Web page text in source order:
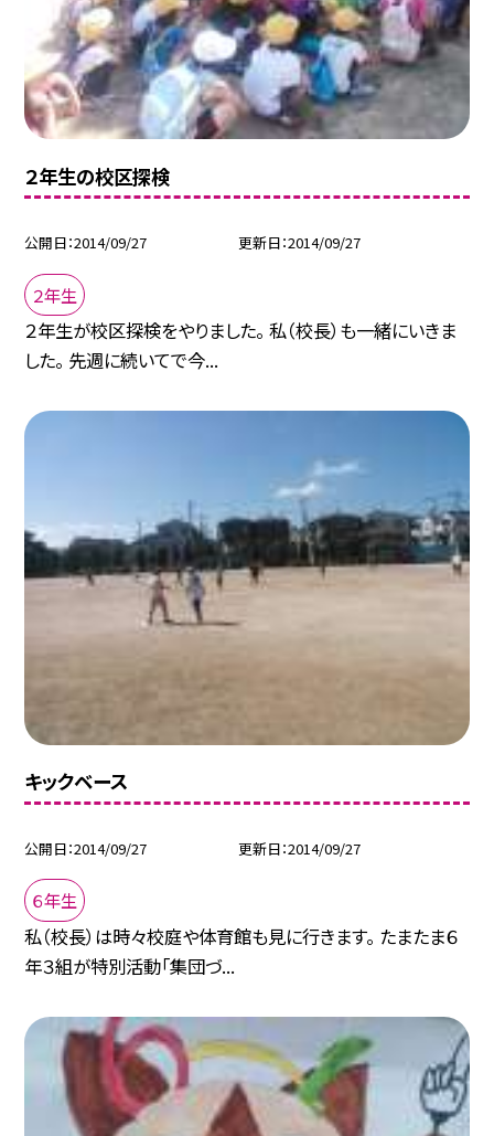
２年生の校区探検
公開日 2014/09/27 更新日 2014/09/27
２年生
２年生が校区探検をやりました。 私（校長）も一緒にいきま
した。 先週に続いてで今...
キックベース
公開日 2014/09/27 更新日 2014/09/27
６年生
私（校長）は時々校庭や体育館も見に行きます。 たまたま６
年３組が特別活動「集団づ...